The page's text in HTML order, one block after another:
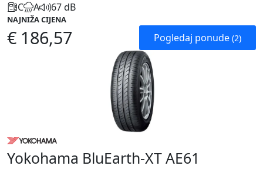
C A 67 dB
NAJNIŽA CIJENA
€ 186,57 Pogledaj ponude (2)
Yokohama BluEarth-XT AE61